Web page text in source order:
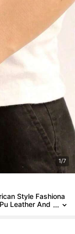
1/7
Style Fashiona
Leather And